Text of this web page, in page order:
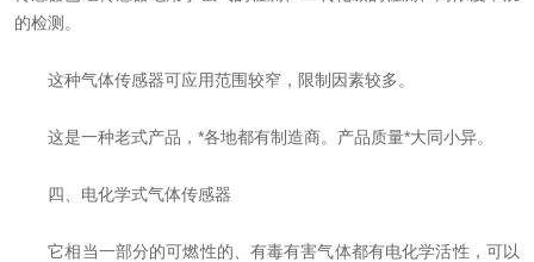
的检测。
这种气体传感器可应用范围较窄，限制因素较多。
这是一种老式产品，*各地都有制造商。产品质量*大同小异。
四、电化学式气体传感器
它相当一部分的可燃性的、有毒有害气体都有电化学活性，可以